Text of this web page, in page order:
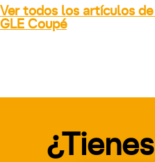
Ver todos los artículos
GLE Coupé